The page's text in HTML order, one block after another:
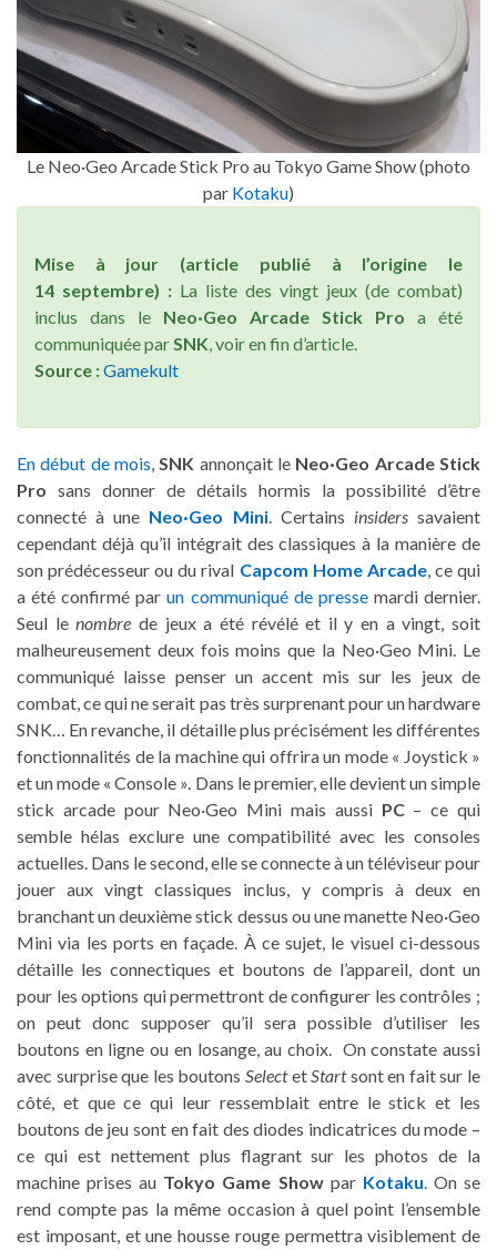
Le Neo·Geo Arcade Stick Pro au Tokyo Game Show (photo
par Kotaku)
Mise à jour (article publié à l’origine le
14 septembre) : La liste des vingt jeux (de combat)
inclus dans le Neo·Geo Arcade Stick Pro a été
communiquée parSNK, voir en fin d’article.
Source :Gamekult
En début de mois,SNK annonçait le Neo·Geo Arcade Stick
Pro sans donner de détails hormis la possibilité d’être
connecté à une Neo·Geo Mini. Certains insiderssavaient
cependant déjà qu’il intégrait des classiques à la manière de
son prédécesseur ou du rival Capcom Home Arcade, ce qui
a été confirmé parun communiqué de pressemardi dernier.
Seul lenombre de jeux a été révélé et il y en a vingt, soit
malheureusement deux fois moins que la Neo·Geo Mini. Le
communiqué laisse penser un accent mis sur les jeux de
combat, ce qui ne serait pas très surprenant pour un hardware
SNK… En revanche, il détaille plus précisément les différentes
fonctionnalités de la machine qui offrira un mode « Joystick »
et un mode « Console ». Dans le premier, elle devient un simple
stick arcade pour Neo·Geo Mini mais aussi PC– ce qui
semble hélas exclure une compatibilité avec les consoles
actuelles. Dans le second, elle se connecte à un téléviseur pour
jouer aux vingt classiques inclus, y compris à deux en
branchant un deuxième stick dessus ou une manette Neo·Geo
Mini via les ports en façade. À ce sujet, le visuel ci-dessous
détaille les connectiques et boutons de l’appareil, dont un
pour les options qui permettront de configurer les contrôles ;
on peut donc supposer qu’il sera possible d’utiliser les
boutons en ligne ou en losange, au choix. On constate aussi
avec surprise que les boutons SelectetStartsont en fait sur le
côté, et que ce qui leur ressemblait entre le stick et les
boutons de jeu sont en fait des diodes indicatrices du mode –
ce qui est nettement plus flagrant sur les photos de la
machine prises au Tokyo Game Showpar Kotaku. On se
rend compte pas la même occasion à quel point l’ensemble
est imposant, et une housse rouge permettra visiblement de